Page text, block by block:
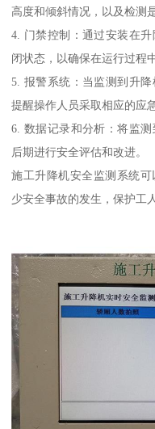
高度和倾斜情况，以及检测
4. 门禁控制：通过安装在
闭状态，以确保在运行过程
5. 报警系统：当监测到升
提醒操作人员采取相应的应
6. 数据记录和分析：将监
后期进行安全评估和改进。
施工升降机安全监测系统
少安全事故的发生，保护工